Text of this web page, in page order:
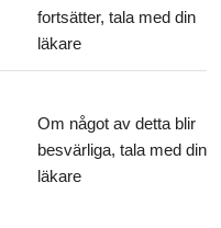
fortsätter, tala med din
läkare
Om något av detta blir
besvärliga, tala med din
läkare